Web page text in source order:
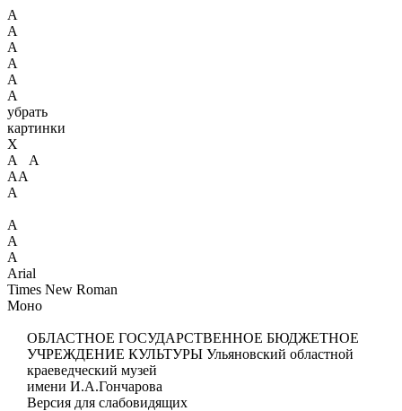
А
А
А
А
А
А
убрать
картинки
X
А А
АА
А
А
А
А
Arial
Times New Roman
Моно
ОБЛАСТНОЕ ГОСУДАРСТВЕННОЕ БЮДЖЕТНОЕ
УЧРЕЖДЕНИЕ КУЛЬТУРЫ Ульяновский областной
краеведческий музей
имени И.А.Гончарова
Версия для слабовидящих